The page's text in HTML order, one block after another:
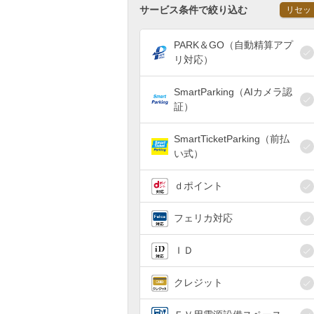
サービス条件で絞り込む リセッ
PARK＆GO（自動精算アプ
リ対応）
SmartParking（AIカメラ認
証）
SmartTicketParking（前払
い式）
ｄポイント
フェリカ対応
ＩＤ
クレジット